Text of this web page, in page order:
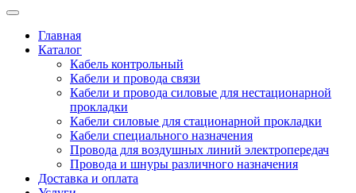
Главная
Каталог
Кабель контрольный
Кабели и провода связи
Кабели и провода силовые для нестационарной
прокладки
Кабели силовые для стационарной прокладки
Кабели специального назначения
Провода для воздушных линий электропередач
Провода и шнуры различного назначения
Доставка и оплата